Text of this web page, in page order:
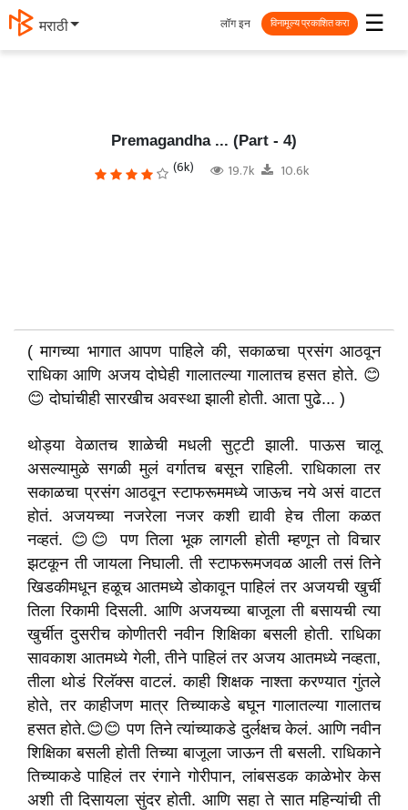
मराठी ☰
लॉग इन विनामूल्य प्रकाशित करा
Premagandha ... (Part - 4)
(6k) 19.7k 10.6k
( मागच्या भागात आपण पाहिले की, सकाळचा प्रसंग आठवून
राधिका आणि अजय दोघेही गालातल्या गालातच हसत होते. 😊
😊 दोघांचीही सारखीच अवस्था झाली होती. आता पुढे... )
थोड्या वेळातच शाळेची मधली सुट्टी झाली. पाऊस चालू
असल्यामुळे सगळी मुलं वर्गातच बसून राहिली. राधिकाला तर
सकाळचा प्रसंग आठवून स्टाफरूममध्ये जाऊच नये असं वाटत
होतं. अजयच्या नजरेला नजर कशी द्यावी हेच तीला कळत
नव्हतं. 😊😊 पण तिला भूक लागली होती म्हणून तो विचार
झटकून ती जायला निघाली. ती स्टाफरूमजवळ आली तसं तिने
खिडकीमधून हळूच आतमध्ये डोकावून पाहिलं तर अजयची खुर्ची
तिला रिकामी दिसली. आणि अजयच्या बाजूला ती बसायची त्या
खुर्चीत दुसरीच कोणीतरी नवीन शिक्षिका बसली होती. राधिका
सावकाश आतमध्ये गेली, तीने पाहिलं तर अजय आतमध्ये नव्हता,
तीला थोडं रिलॅक्स वाटलं. काही शिक्षक नाश्ता करण्यात गुंतले
होते, तर काहीजण मात्र तिच्याकडे बघून गालातल्या गालातच
हसत होते.😊😊 पण तिने त्यांच्याकडे दुर्लक्षच केलं. आणि नवीन
शिक्षिका बसली होती तिच्या बाजूला जाऊन ती बसली. राधिकाने
तिच्याकडे पाहिलं तर रंगाने गोरीपान, लांबसडक काळेभोर केस
अशी ती दिसायला सुंदर होती. आणि सहा ते सात महिन्यांची ती